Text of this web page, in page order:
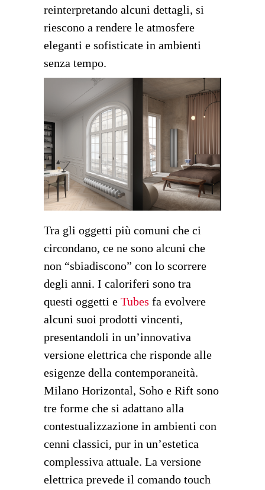
reinterpretando alcuni dettagli, si
riescono a rendere le atmosfere
eleganti e sofisticate in ambienti
senza tempo.
Tra gli oggetti più comuni che ci
circondano, ce ne sono alcuni che
non “sbiadiscono” con lo scorrere
degli anni. I caloriferi sono tra
questi oggetti e Tubes fa evolvere
alcuni suoi prodotti vincenti,
presentandoli in un’innovativa
versione elettrica che risponde alle
esigenze della contemporaneità.
Milano Horizontal, Soho e Rift sono
tre forme che si adattano alla
contestualizzazione in ambienti con
cenni classici, pur in un’estetica
complessiva attuale. La versione
elettrica prevede il comando touch